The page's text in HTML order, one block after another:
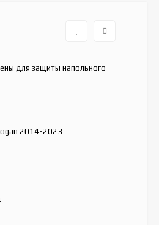
для защиты напольного
2014-2023